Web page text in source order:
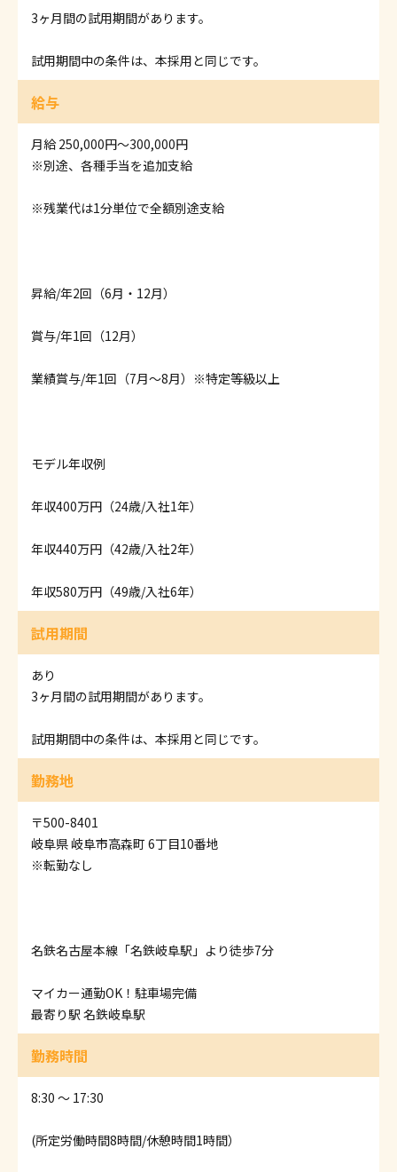
3ヶ月間の試用期間があります。
試用期間中の条件は、本採用と同じです。
給与
月給 250,000円〜300,000円
※別途、各種手当を追加支給
※残業代は1分単位で全額別途支給
昇給/年2回（6月・12月）
賞与/年1回（12月）
業績賞与/年1回（7月～8月）※特定等級以上
モデル年収例
年収400万円（24歳/入社1年）
年収440万円（42歳/入社2年）
年収580万円（49歳/入社6年）
試用期間
あり
3ヶ月間の試用期間があります。
試用期間中の条件は、本採用と同じです。
勤務地
〒500-8401
岐阜県 岐阜市高森町 6丁目10番地
※転勤なし
名鉄名古屋本線「名鉄岐阜駅」より徒歩7分
マイカー通勤OK！駐車場完備
最寄り駅 名鉄岐阜駅
勤務時間
8:30 ～ 17:30
(所定労働時間8時間/休憩時間1時間）